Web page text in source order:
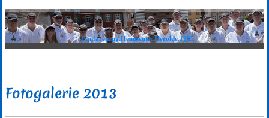
Fanfarenzug.Hendsemer.Herolde.1985
Fotogalerie 2013